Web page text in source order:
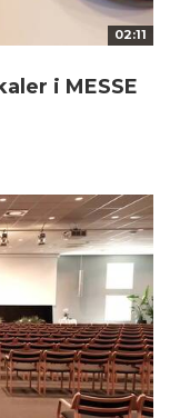
02:11
i MESSE